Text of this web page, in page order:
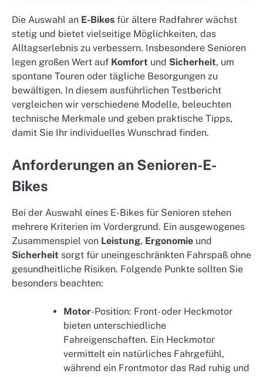
Die Auswahl an E-Bikes für ältere Radfahrer wächst
stetig und bietet vielseitige Möglichkeiten, das
Alltagserlebnis zu verbessern. Insbesondere Senioren
legen großen Wert auf Komfort und Sicherheit, um
spontane Touren oder tägliche Besorgungen zu
bewältigen. In diesem ausführlichen Testbericht
vergleichen wir verschiedene Modelle, beleuchten
technische Merkmale und geben praktische Tipps,
damit Sie Ihr individuelles Wunschrad finden.
Anforderungen an Senioren-E-
Bikes
Bei der Auswahl eines E-Bikes für Senioren stehen
mehrere Kriterien im Vordergrund. Ein ausgewogenes
Zusammenspiel von Leistung, Ergonomie und
Sicherheit sorgt für uneingeschränkten Fahrspaß ohne
gesundheitliche Risiken. Folgende Punkte sollten Sie
besonders beachten:
Motor-Position: Front- oder Heckmotor
bieten unterschiedliche
Fahreigenschaften. Ein Heckmotor
vermittelt ein natürliches Fahrgefühl,
während ein Frontmotor das Rad ruhig und